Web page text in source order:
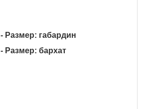
- Размер: габардин
- Размер: бархат